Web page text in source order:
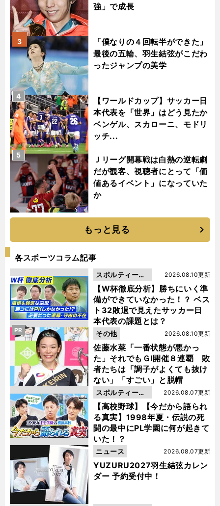
強」で成長
「僕なりの４回転半ができた」
最後の五輪、羽生結弦がこだわ
ったジャンプの美学
3
【ワールドカップ】サッカー日
本代表を「世界」はどう見たか
ベンゲル、スカローニ、モドリ
ッチ...
4
Ｊリーグ開幕戦は白熱の逆転劇
だが観客、視聴者にとって「価
値あるイベント」になっていた
か
5
もっと見る
各スポーツコラム記事
【W杯徹底分析】勝ちにいく準
備ができていなかった！？ ベス
ト32敗退で見えたサッカー日
本代表の課題とは？
2026.08.10更新
スポルティーバ
動画
佐藤水菜「一番状態が悪かっ
た」それでもＧⅠ開催８連覇 敗
者たちは「調子がよくても抜け
ない」「すごい」と脱帽
2026.08.10更新
その他
PR
【高校野球】【今だから語られ
る真実】1998年夏・伝説の死
闘の最中にPL学園に何が起きて
いた！？
2026.08.07更新
スポルティーバ
動画
YUZURU2027羽生結弦カレン
ダー 予約受付中！
2026.08.07更新
ニュース